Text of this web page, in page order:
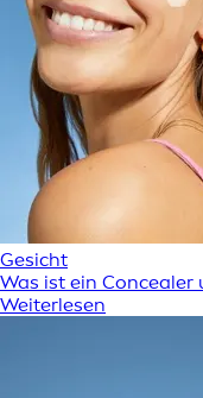
Gesicht
Was ist ein
Weiterlesen